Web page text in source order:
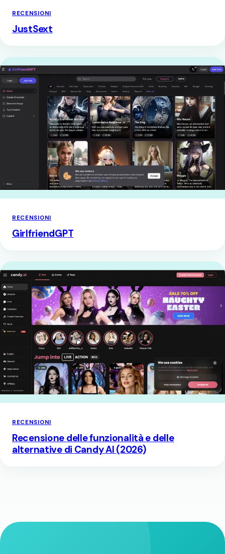
RECENSIONI
JustSext
RECENSIONI
GirlfriendGPT
RECENSIONI
Recensione delle funzionalità e delle
alternative di Candy AI (2026)